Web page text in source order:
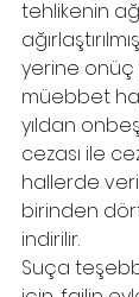
tehlikenin
yerine onüç
müebbet
yıldan
cezası ile
hallerde
birinden
indirilir.
Suça